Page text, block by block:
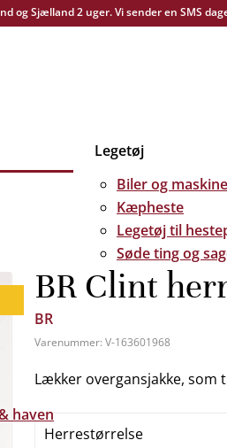
og Sjælland 2 uger. Vi sender en SMS
haven
Legetøj
Biler og
Kæpheste
Legetøj til
Søde ting og
BR Clint
BR
Varenummer: V-163601968
Lækker overgansjakke, som
Herrestørrelse